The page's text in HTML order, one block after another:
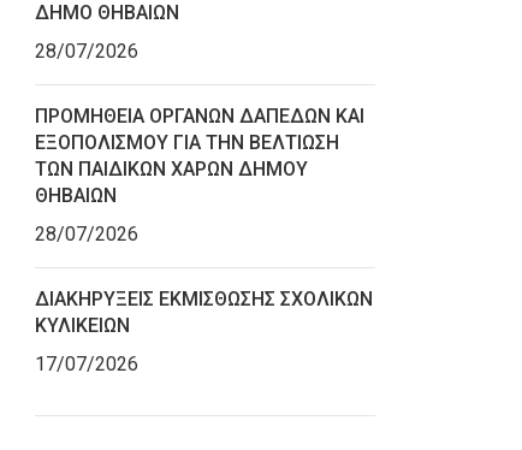
ΔΗΜΟ ΘΗΒΑΙΩΝ
28/07/2026
ΠΡΟΜΗΘΕΙΑ ΟΡΓΑΝΩΝ ΔΑΠΕΔΩΝ ΚΑΙ
ΕΞΟΠΟΛΙΣΜΟΥ ΓΙΑ ΤΗΝ ΒΕΛΤΙΩΣΗ
ΤΩΝ ΠΑΙΔΙΚΩΝ ΧΑΡΩΝ ΔΗΜΟΥ
ΘΗΒΑΙΩΝ
28/07/2026
ΔΙΑΚΗΡΥΞΕΙΣ ΕΚΜΙΣΘΩΣΗΣ ΣΧΟΛΙΚΩΝ
ΚΥΛΙΚΕΙΩΝ
17/07/2026